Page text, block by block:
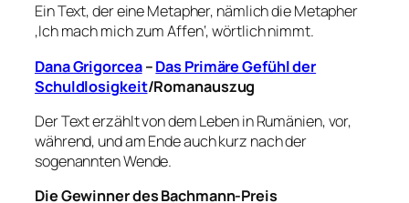
Ein Text, der eine Metapher, nämlich die Metapher
‚Ich mach mich zum Affen‘, wörtlich nimmt.
Dana Grigorcea–Das Primäre Gefühl der
Schuldlosigkeit/Romanauszug
Der Text erzählt von dem Leben in Rumänien, vor,
während, und am Ende auch kurz nach der
sogenannten Wende.
Die Gewinner des Bachmann-Preis